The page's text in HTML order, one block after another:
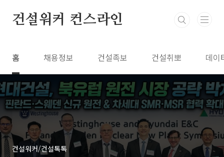
건설워커 컨스라인
홈 채용정보 건설족보 건설취뽀 데이
건설워커/건설톡톡